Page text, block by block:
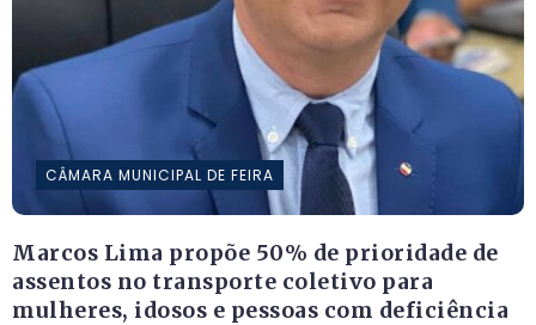
CÂMARA MUNICIPAL DE FEIRA
Marcos Lima propõe 50% de prioridade de
assentos no transporte coletivo para
mulheres, idosos e pessoas com deficiência